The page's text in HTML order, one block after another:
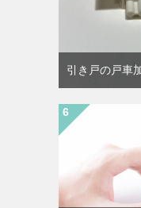
引き戸の戸車